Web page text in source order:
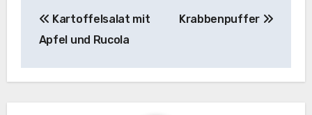
Kartoffelsalat mit
Apfel und Rucola
Krabbenpuffer